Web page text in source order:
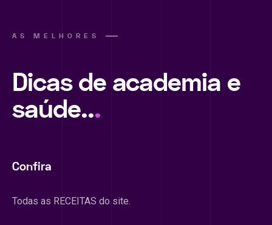
AS MELHORES
Dicas de academia e
saúde...
Confira
Todas as RECEITAS do site.